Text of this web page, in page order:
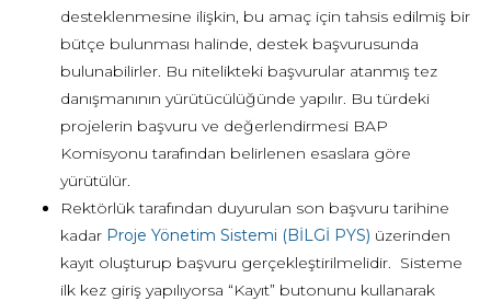
desteklenmesine ilişkin, bu amaç için tahsis edilmiş bir
bütçe bulunması halinde, destek başvurusunda
bulunabilirler. Bu nitelikteki başvurular atanmış tez
danışmanının yürütücülüğünde yapılır. Bu türdeki
projelerin başvuru ve değerlendirmesi BAP
Komisyonu tarafından belirlenen esaslara göre
yürütülür.
Rektörlük tarafından duyurulan son başvuru tarihine
kadar Proje Yönetim Sistemi (BİLGİ PYS) üzerinden
kayıt oluşturup başvuru gerçekleştirilmelidir. Sisteme
ilk kez giriş yapılıyorsa “Kayıt” butonunu kullanarak